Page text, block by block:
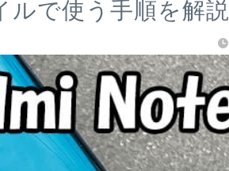
ルで使う手順を解説